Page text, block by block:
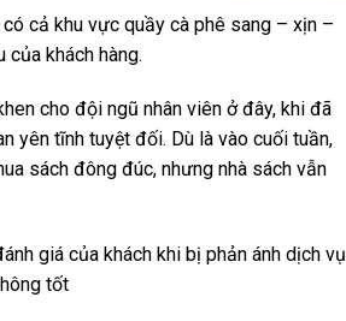
cả khu vực quầy cà phê sang – xịn –
của khách hàng.
cho đội ngũ nhân viên ở đây, khi đã
yên tĩnh tuyệt đối. Dù là vào cuối tuần,
sách đông đúc, nhưng nhà sách vẫn